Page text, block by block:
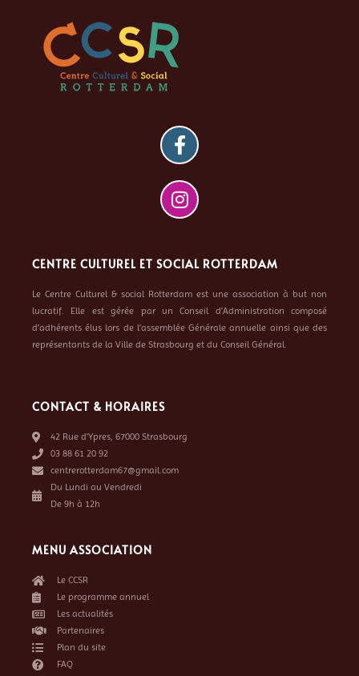
CENTRE CULTUREL ET SOCIAL ROTTERDAM
Le Centre Culturel & social Rotterdam est une association à but non
lucratif. Elle est gérée par un Conseil d’Administration composé
d’adhérents élus lors de l’assemblée Générale annuelle ainsi que des
représentants de la Ville de Strasbourg et du Conseil Général.
CONTACT & HORAIRES
42 Rue d’Ypres, 67000 Strasbourg
03 88 61 20 92
centrerotterdam67@gmail.com
Du Lundi au Vendredi
De 9h à 12h
MENU ASSOCIATION
Le CCSR
Le programme annuel
Les actualités
Partenaires
Plan du site
FAQ